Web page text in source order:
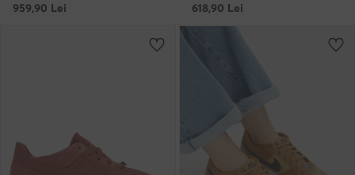
959,90 Lei
618,90 Lei